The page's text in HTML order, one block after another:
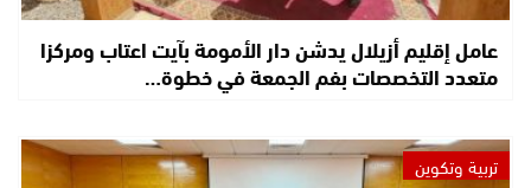
عامل إقليم أزيلال يدشن دار الأمومة بآيت اعتاب ومركزا
متعدد التخصصات بفم الجمعة في خطوة…
تربية وتكوين